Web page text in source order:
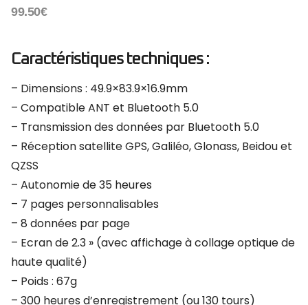
99.50€
Caractéristiques techniques :
– Dimensions : 49.9×83.9×16.9mm
– Compatible ANT et Bluetooth 5.0
– Transmission des données par Bluetooth 5.0
– Réception satellite GPS, Galiléo, Glonass, Beidou et
QZSS
– Autonomie de 35 heures
– 7 pages personnalisables
– 8 données par page
– Ecran de 2.3 » (avec affichage à collage optique de
haute qualité)
– Poids : 67g
– 300 heures d’enregistrement (ou 130 tours)